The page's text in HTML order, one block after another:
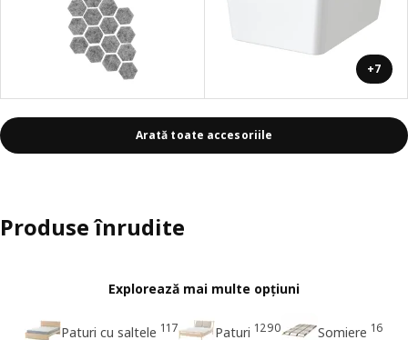
+7
Arată toate accesoriile
Produse înrudite
Explorează mai multe opțiuni
Paturi cu saltele 117 Paturi 1290 Somiere 16